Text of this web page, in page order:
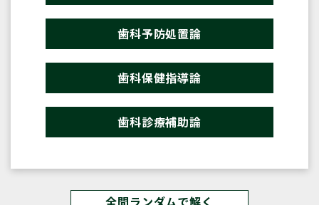
歯科予防処置論
歯科保健指導論
歯科診療補助論
全問ランダムで解く